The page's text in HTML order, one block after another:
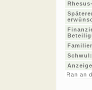
Schwul:
Ran an